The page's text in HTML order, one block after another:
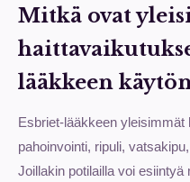
Mitkä ovat
lääkkeen
Esbriet-lääkkeen yleisimmät
pahoinvointi, ripuli,
Joillakin potilailla voi